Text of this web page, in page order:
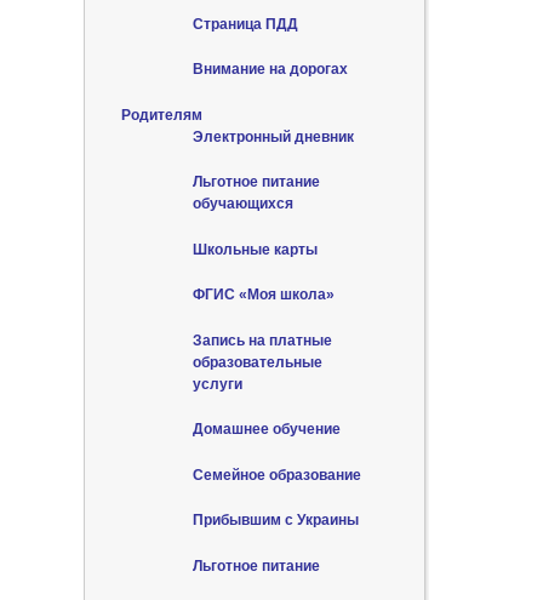
Страница ПДД
Внимание на дорогах
Родителям
Электронный дневник
Льготное питание
обучающихся
Школьные карты
ФГИС «Моя школа»
Запись на платные
образовательные
услуги
Домашнее обучение
Семейное образование
Прибывшим с Украины
Льготное питание